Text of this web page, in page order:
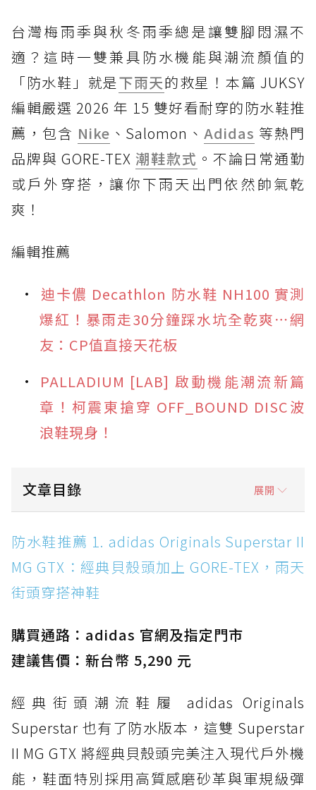
台灣梅雨季與秋冬雨季總是讓雙腳悶濕不
適？這時一雙兼具防水機能與潮流顏值的
「防水鞋」就是下雨天的救星！本篇 JUKSY
編輯嚴選 2026 年 15 雙好看耐穿的防水鞋推
薦，包含 Nike 、Salomon、Adidas 等熱門
品牌與 GORE-TEX 潮鞋款式 。不論日常通勤
或戶外穿搭，讓你下雨天出門依然帥氣乾
爽！
編輯推薦
迪卡儂 Decathlon 防水鞋 NH100 實測
爆紅！暴雨走30分鐘踩水坑全乾爽⋯網
友：CP值直接天花板
PALLADIUM [LAB] 啟動機能潮流新篇
章！柯震東搶穿 OFF_BOUND DISC波
浪鞋現身！
文章目錄 展開
防水鞋推薦 1. adidas Originals Superstar II
MG GTX：經典貝殼頭加上 GORE-TEX，雨天街
頭穿搭神鞋
防水鞋推薦 2. New Balance Hierro v9 GORE-
防水鞋推薦 3. Nike Dunk Low GORE-TEX：
經典 Dunk 輪廓加上防水科技，雨天穿搭帥度不
打折
防水鞋推薦 4. ASICS TRABUCO 14 GTX：搭
載 GORE-TEX 隱形貼合科技，全方位防水神鞋
防水鞋推薦 5. Salomon XT-6 GORE-TEX：潮
人必備山系鞋王！防滑、防水與街頭顏值一次攻
頂
防水鞋推薦 1. adidas Originals Superstar II
MG GTX：經典貝殼頭加上 GORE-TEX，雨天
街頭穿搭神鞋
購買通路：adidas 官網及指定門市
建議售價：新台幣 5,290 元
經典街頭潮流鞋履 adidas Originals
Superstar 也有了防水版本，這雙 Superstar
II MG GTX 將經典貝殼頭完美注入現代戶外機
能，鞋面特別採用高質感磨砂革與軍規級彈